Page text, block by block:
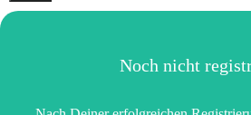
Noch nicht